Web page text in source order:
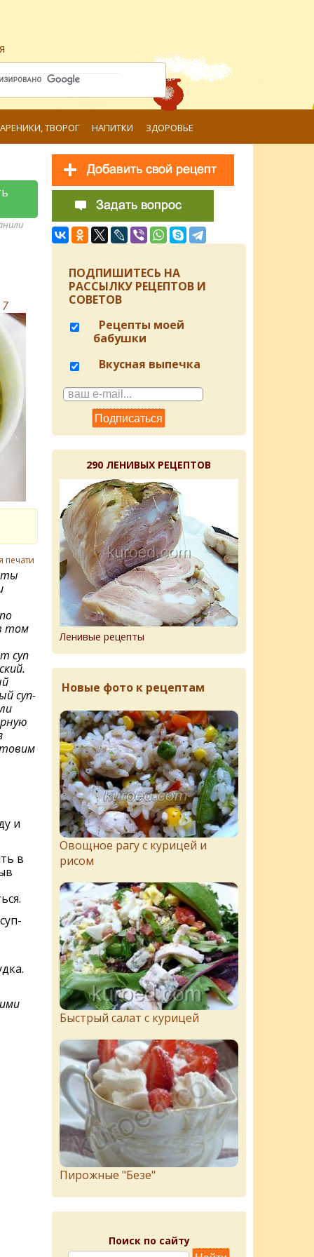
ТВОРОГ НАПИТКИ ЗДОРОВЬЕ
7
печати
том
суп
суп-
и
в
ПОДПИШИТЕСЬ НА
РАССЫЛКУ РЕЦЕПТОВ И
СОВЕТОВ
Рецепты моей
бабушки
Вкусная выпечка
290 ЛЕНИВЫХ РЕЦЕПТОВ
Ленивые рецепты
Новые фото к рецептам
Овощное рагу с курицей и
рисом
Быстрый салат с курицей
Пирожныe "Бeзe"
Поиск по сайту